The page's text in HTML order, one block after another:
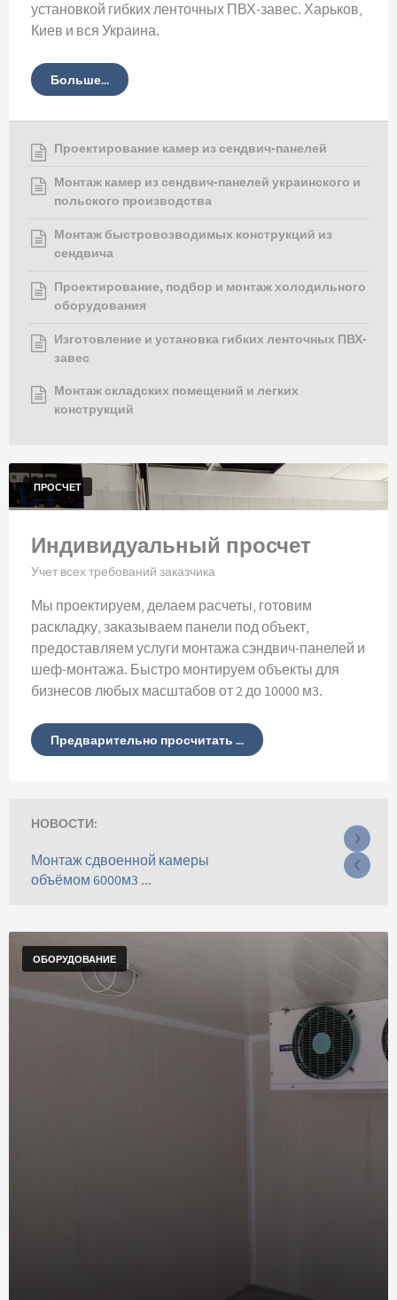
установкой гибких ленточных ПВХ-завес. Харьков,
Киев и вся Украина.
Больше...
Проектирование камер из сендвич-панелей
Монтаж камер из сендвич-панелей украинского и
польского производства
Монтаж быстровозводимых конструкций из
сендвича
Проектирование, подбор и монтаж холодильного
оборудования
Изготовление и установка гибких ленточных ПВХ-
завес
Монтаж складских помещений и легких
конструкций
ПРОСЧЕТ
Индивидуальный просчет
Учет всех требований заказчика
Мы проектируем, делаем расчеты, готовим
раскладку, заказываем панели под объект,
предоставляем услуги монтажа сэндвич-панелей и
шеф-монтажа. Быстро монтируем объекты для
бизнесов любых масштабов от 2 до 10000 м3.
Предварительно просчитать ...
НОВОСТИ:
Монтаж сдвоенной камеры
объёмом 6000м3 ...
›
‹
ОБОРУДОВАНИЕ